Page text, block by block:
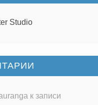
Studio
к записи